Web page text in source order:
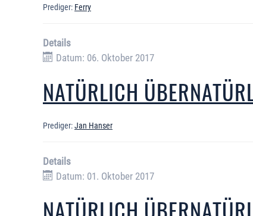
Prediger: Ferry
Details
Datum: 06. Oktober 2017
NATÜRLICH
Prediger:Jan Hanser
Details
Datum: 01. Oktober 2017